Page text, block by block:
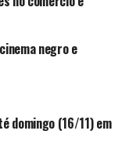
negro e
domingo (16/11) em